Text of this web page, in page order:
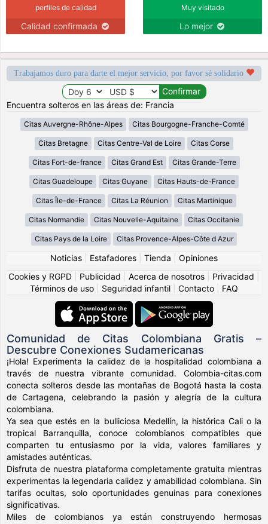
perfiles de calidad
Calidad confirmada
Muy visitado
Lo mejor
Trabajamos duro para darte el mejor servicio, por favor sé solidario
Encuentra solteros en las áreas de: Francia
Citas Auvergne-Rhône-Alpes Citas Bourgogne-Franche-Comté
Citas Bretagne Citas Centre-Val de Loire Citas Corse
Citas Fort-de-france Citas Grand Est Citas Grande-Terre
Citas Guadeloupe Citas Guyane Citas Hauts-de-France
Citas Île-de-France Citas La Réunion Citas Martinique
Citas Normandie Citas Nouvelle-Aquitaine Citas Occitanie
Citas Pays de la Loire Citas Provence-Alpes-Côte d Azur
Noticias Estafadores Tienda
Opiniones
Cookies y RGPD
Publicidad Acerca de nosotros Privacidad
Términos de uso
Seguridad infantil Contacto FAQ
Comunidad de Citas Colombiana Gratis –
Descubre Conexiones Sudamericanas
¡Hola! Experimenta la calidez de la hospitalidad colombiana a
través de nuestra vibrante comunidad. Colombia-citas.com
conecta solteros desde las montañas de Bogotá hasta la costa
de Cartagena, celebrando la pasión y alegría de la cultura
colombiana.
Ya sea que estés en la bulliciosa Medellín, la histórica Cali o la
tropical Barranquilla, conoce colombianos compatibles que
comparten tu entusiasmo por la vida, valores familiares y
amistades auténticas.
Disfruta de nuestra plataforma completamente gratuita mientras
experimentas la legendaria calidez y amabilidad colombiana. Sin
tarifas ocultas, solo oportunidades genuinas para conexiones
significativas.
Miles de colombianos ya están construyendo hermosas